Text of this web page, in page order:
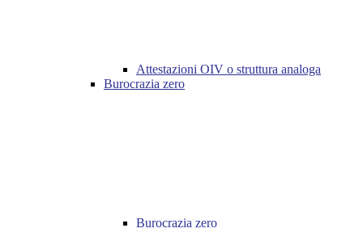
Attestazioni OIV o struttura analoga
Burocrazia zero
Burocrazia zero